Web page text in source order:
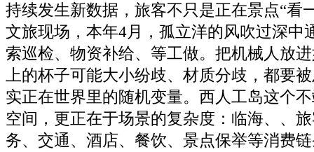
持续发生新数据，旅客不只是正在景点“看
文旅现场，本年4月，孤立洋的风吹过深中
索巡检、物资补给、等工做。把机械人放
上的杯子可能大小纷歧、材质分歧，都要
实正在世界里的随机变量。西人工岛这个
空间，更正在于场景的复杂度：临海、、
务、交通、酒店、餐饮、景点保举等消费